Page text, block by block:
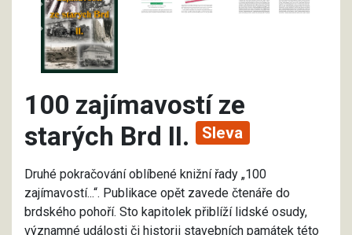
100 zajímavostí ze
starých Brd II.
Sleva
Druhé pokračování oblíbené knižní řady „100
zajímavostí...“. Publikace opět zavede čtenáře do
brdského pohoří. Sto kapitolek přiblíží lidské osudy,
významné události či historii stavebních památek této